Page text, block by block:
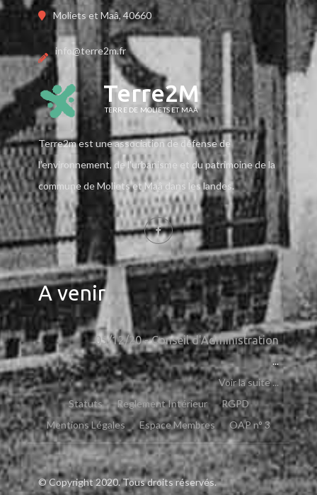
Moliets et Maâ, 40660
info@terre2m.fr
Terre2M
TERRE DE MOLIETS ET MAÂ
Terre2m est une association de défense de
l’environnement, de l'urbanisme et du patrimoine de la
commune de Moliets et Maâ dans les landes.
A venir
05/12/20 - Conseil d'Administration
...
Voir la suite ...
Statuts
Reglement Intérieur
RGPD
Mentions Légales
Espace Membres OAP n° 3
© Copyright 2020. Tous droits réservés.